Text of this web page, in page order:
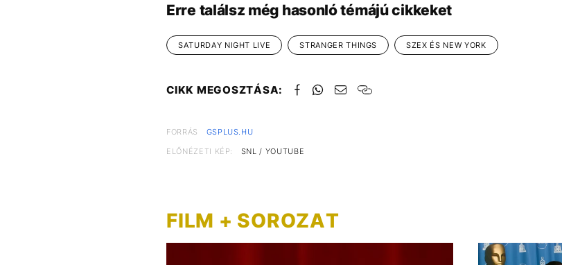
Erre találsz még hasonló témájú cikkeket
SATURDAY NIGHT LIVE STRANGER THINGS SZEX ÉS NEW YORK
CIKK MEGOSZTÁSA:
FORRÁS
GSPLUS.HU
ELŐNÉZETI KÉP:
SNL / YOUTUBE
FILM + SOROZAT